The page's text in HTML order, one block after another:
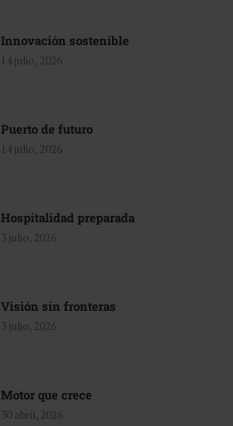
Innovación sostenible
14 julio, 2026
Puerto de futuro
14 julio, 2026
Hospitalidad preparada
3 julio, 2026
Visión sin fronteras
3 julio, 2026
Motor que crece
30 abril, 2026